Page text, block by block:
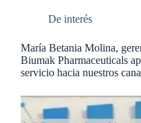
De interés
María Betania Molina,
Biumak Pharmaceuticals
servicio hacia nuestros